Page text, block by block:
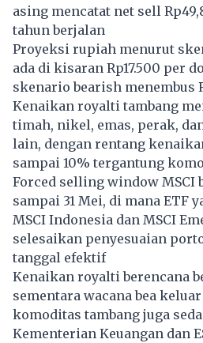
asing mencatat net sell
tahun berjalan
Proyeksi rupiah menurut
ada di kisaran Rp17.500 per
skenario bearish menembus
Kenaikan royalti tambang
timah, nikel, emas, perak,
lain, dengan rentang
sampai 10% tergantung
Forced selling window MSCI
sampai 31 Mei, di mana ETF
MSCI Indonesia dan MSCI
selesaikan penyesuaian
tanggal efektif
Kenaikan royalti berencana
sementara wacana bea
komoditas tambang juga
Kementerian Keuangan dan